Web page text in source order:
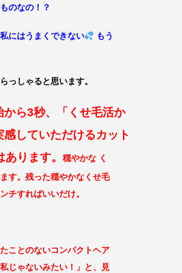
のなの！？
にはうまくできない
もう
っしゃると思います。
から3秒、「くせ毛活か
感していただけるカット
あ ります。
穏やかな く
す。残った穏やかなくせ毛
チすればいいだけ。
ことのないコンパクトヘア
じゃないみたい！」と、見